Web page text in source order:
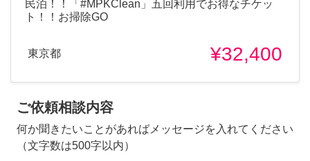
民泊！！「#MPKClean」五回利用でお得なチケッ
ト！！お掃除GO
東京都 ¥32,400
ご依頼相談内容
何か聞きたいことがあればメッセージを入れてください
（文字数は500字以内）